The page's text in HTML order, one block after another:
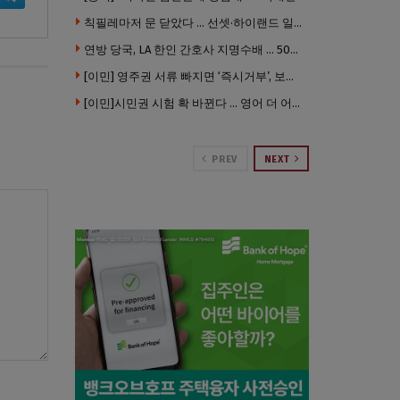
칙필레마저 문 닫았다 … 선셋·하이랜드 일대 ‘황량한 거리’로
연방 당국, LA 한인 간호사 지명수배 … 500만 달러 메디캐어 사기, 선고 직전 한국 도주
[이민] 영주권 서류 빠지면 ‘즉시거부’, 보완기회 없다 … 이민심사 8월부터 확 바뀐다
[이민]시민권 시험 확 바뀐다 … 영어 더 어렵게, 민간시험 도입 추진
PREV NEXT